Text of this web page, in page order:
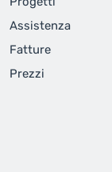
Assistenza
Fatture
Prezzi